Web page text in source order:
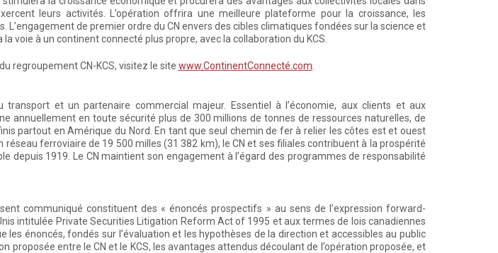
leurs activités. L’opération offrira une meilleure plateforme pour la croissance, les
L’engagement de premier ordre du CN envers des cibles climatiques fondées sur la science et
voie à un continent connecté plus propre, avec la collaboration du KCS.
regroupement CN-KCS, visitez le site www.ContinentConnecté.com
transport et un partenaire commercial majeur. Essentiel à l’économie, aux clients et aux
annuellement en toute sécurité plus de 300 millions de tonnes de ressources naturelles, de
partout en Amérique du Nord. En tant que seul chemin de fer à relier les côtes est et ouest
réseau ferroviaire de 19 500 milles (31 382 km), le CN et ses filiales contribuent à la prospérité
depuis 1919. Le CN maintient son engagement à l’égard des programmes de responsabilité
communiqué constituent des « énoncés prospectifs » au sens de l’expression forward-
intitulée Private Securities Litigation Reform Act of 1995 et aux termes de lois canadiennes
les énoncés, fondés sur l’évaluation et les hypothèses de la direction et accessibles au public
proposée entre le CN et le KCS, les avantages attendus découlant de l’opération proposée, et